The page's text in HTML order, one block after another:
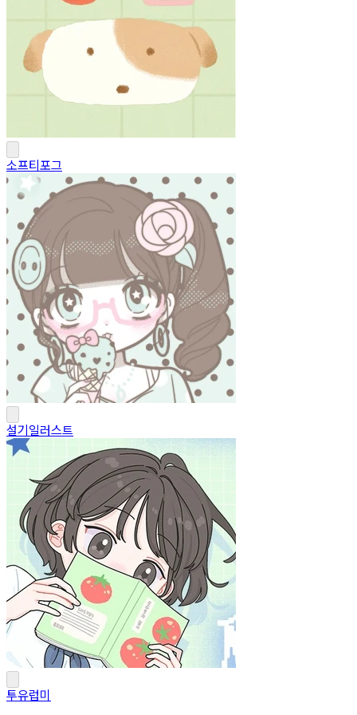
소프티포그
설기일러스트
투유럽미